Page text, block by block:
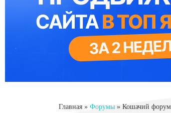
Главная » Форумы » Кошачий